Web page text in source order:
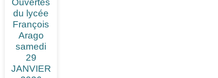
Ouvertes
du lycée
François
Arago
samedi
29
JANVIER